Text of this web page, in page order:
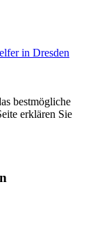
in Dresden
bestmögliche
erklären Sie